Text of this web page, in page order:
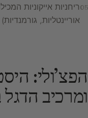
ריחניות אייקוניות
אוריינטליות, גורמנדיות)
הפצ’ולי:
ומרכיב